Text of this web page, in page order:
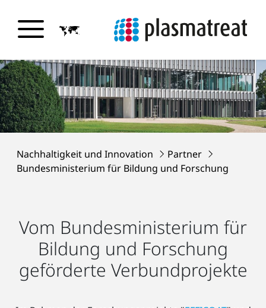
Nachhaltigkeit und Innovation
Partner
Bundesministerium für Bildung und Forschung
Vom Bundesministerium für
Bildung und Forschung
geförderte Verbundprojekte